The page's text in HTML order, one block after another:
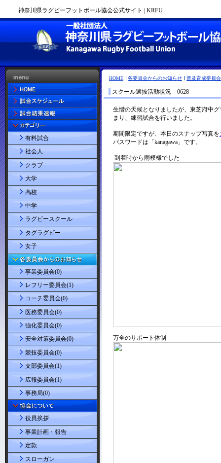
神奈川県ラグビーフットボール協会公式サイト | KRFU
HOME 各委員会からのお知らせ 普及育成委員会
スクール選抜活動状況 0628
有料試合
社会人
クラブ
大学
高校
中学
ラグビースクール
タグラグビー
女子
事業委員会(0)
レフリー委員会(1)
コーチ委員会(0)
医務委員会(0)
強化委員会(0)
安全対策委員会(0)
競技委員会(0)
支部委員会(1)
広報委員会(1)
事務局(0)
役員挨拶
事業計画・報告
定款
スローガン